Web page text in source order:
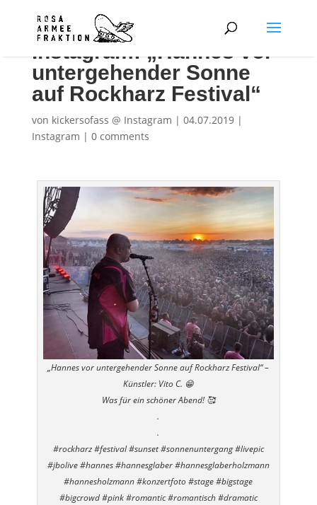
Instagram: „Hannes vor
untergehender Sonne
auf Rockharz Festival“
von kickersofass @ Instagram | 04.07.2019|
Instagram | 0 comments
„Hannes vor untergehender Sonne auf Rockharz Festival“ –
Künstler: Vito C. 😁
Was für ein schöner Abend! 🥰
.
.
#rockharz #festival #sunset #sonnenuntergang #livepic
#jbolive #hannes #hannesglaber #hannesglaberholzmann
#hannesholzmann #konzertfoto #stage #bigstage
#bigcrowd #pink #romantic #romantisch #dramatic